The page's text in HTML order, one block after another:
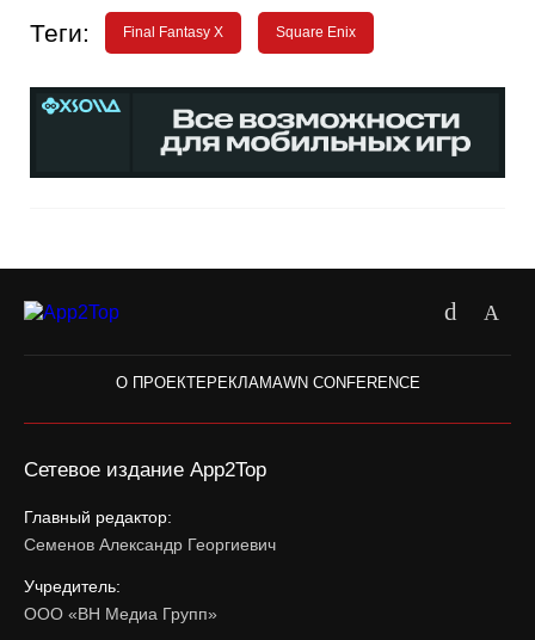
Теги: Final Fantasy X Square Enix
О ПРОЕКТЕРЕКЛАМАWN CONFERENCE
Сетевое издание App2Top
Главный редактор:
Семенов Александр Георгиевич
Учредитель:
ООО «ВН Медиа Групп»